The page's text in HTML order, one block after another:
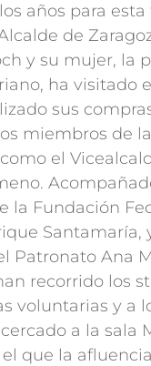
años para esta
de
y su mujer, la
ha visitado
sus
miembros de la
el
la Fundación
Santamaría,
Patronato Ana
recorrido los
voluntarias y a
a la sala
que la